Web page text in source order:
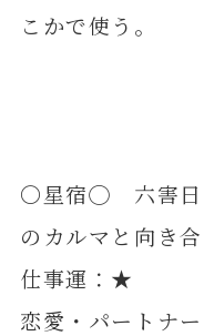
こかで使う。
〇星宿◯ 六害日
のカルマと向き
仕事運：★
恋愛・パートナ